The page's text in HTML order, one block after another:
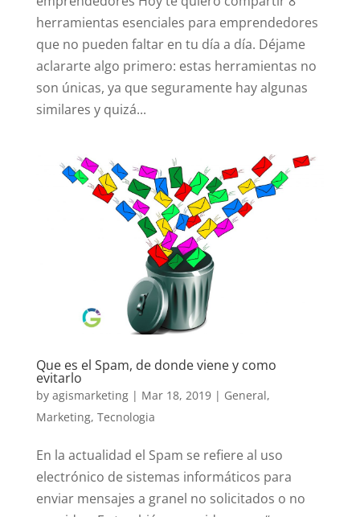
herramientas esenciales para emprendedores
que no pueden faltar en tu día a día. Déjame
aclararte algo primero: estas herramientas no
son únicas, ya que seguramente hay algunas
similares y quizá...
Que es el Spam, de donde viene y como
evitarlo
by agismarketing| Mar 18, 2019| General,
Marketing, Tecnologia
En la actualidad el Spam se refiere al uso
electrónico de sistemas informáticos para
enviar mensajes a granel no solicitados o no